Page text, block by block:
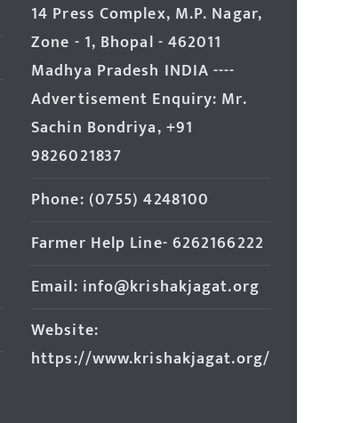
14 Press Complex, M.P. Nagar,
Zone - 1, Bhopal - 462011
Madhya Pradesh INDIA ----
Advertisement Enquiry: Mr.
Sachin Bondriya, +91
9826021837
Phone: (0755) 4248100
Farmer Help Line- 6262166222
Email: info@krishakjagat.org
Website:
https://www.krishakjagat.org/